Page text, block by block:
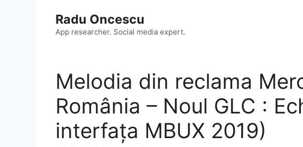
Radu Oncescu
App researcher. Social media expert.
Melodia din reclama
România – Noul GLC :
interfața MBUX 2019)